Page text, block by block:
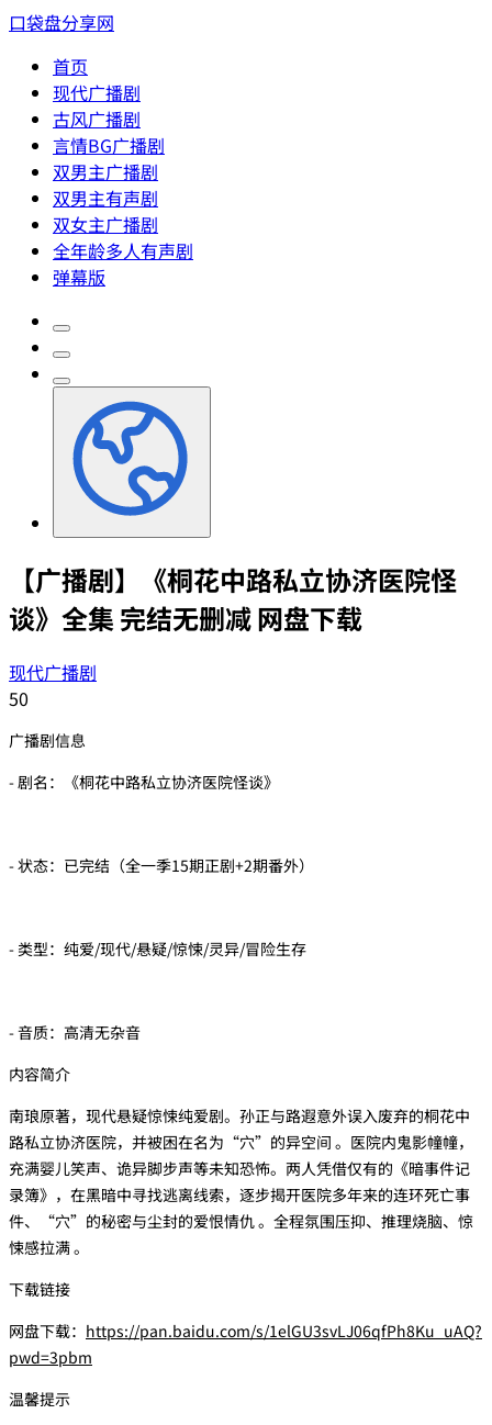
口袋盘分享网
首页
现代广播剧
古风广播剧
言情BG广播剧
双男主广播剧
双男主有声剧
双女主广播剧
全年龄多人有声剧
弹幕版
【广播剧】《桐花中路私立协济医院怪
谈》全集 完结无删减 网盘下载
现代广播剧
50
广播剧信息
- 剧名：《桐花中路私立协济医院怪谈》
- 状态：已完结（全一季15期正剧+2期番外）
- 类型：纯爱/现代/悬疑/惊悚/灵异/冒险生存
- 音质：高清无杂音
内容简介
南琅原著，现代悬疑惊悚纯爱剧。孙正与路遐意外误入废弃的桐花中
路私立协济医院，并被困在名为“穴”的异空间 。医院内鬼影幢幢，
充满婴儿笑声、诡异脚步声等未知恐怖。两人凭借仅有的《暗事件记
录簿》，在黑暗中寻找逃离线索，逐步揭开医院多年来的连环死亡事
件、“穴”的秘密与尘封的爱恨情仇 。全程氛围压抑、推理烧脑、惊
悚感拉满 。
下载链接
网盘下载： https://pan.baidu.com/s/1elGU3svLJ06qfPh8Ku_uAQ?
pwd=3pbm
温馨提示